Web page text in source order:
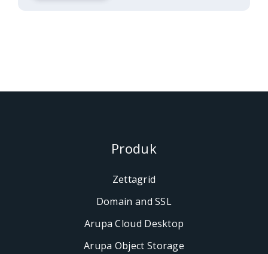
Produk
Zettagrid
Domain and SSL
Arupa Cloud Desktop
Arupa Object Storage